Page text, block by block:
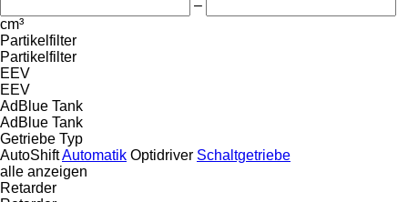
–
cm³
Partikelfilter
Partikelfilter
EEV
EEV
AdBlue Tank
AdBlue Tank
Getriebe Typ
AutoShiftAutomatik Optidriver Schaltgetriebe
alle anzeigen
Retarder